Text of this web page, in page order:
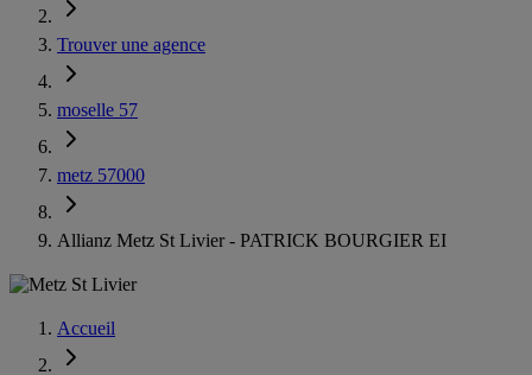
Trouver une agence
moselle 57
metz 57000
Allianz Metz St Livier - PATRICK BOURGIER EI
Accueil